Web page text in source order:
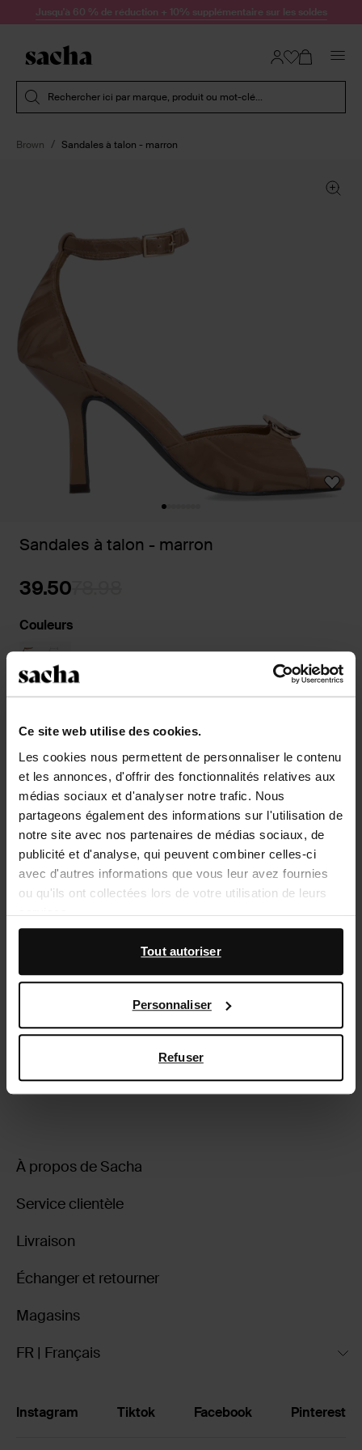
Ce site web utilise des cookies.
Les cookies nous permettent de personnaliser le contenu
et les annonces, d'offrir des fonctionnalités relatives aux
médias sociaux et d'analyser notre trafic. Nous
partageons également des informations sur l'utilisation de
notre site avec nos partenaires de médias sociaux, de
publicité et d'analyse, qui peuvent combiner celles-ci
avec d'autres informations que vous leur avez fournies
ou qu'ils ont collectées lors de votre utilisation de leurs
services.
En outre, nous travaillons avec Google à des fins de
publicité et de mesure. Vous pouvez en savoir plus sur la
page Sécurité et confidentialité des entreprises
de Google,
Tout autoriser
Personnaliser
Refuser
Passer au contenu
Jusqu'à 60 % de réduction + 10% supplémentaire sur les soldes
Rechercher ici par marque, produit ou mot-clé...
Brown Sandales à talon - marron
Sandales à talon - marron
39.50
Couleurs
Service d'assistance
Délai de rétractation de 14 jours
Description du produit
Sandales à talon marron de Sacha. Les sandales ont
un détail doré sur le devant du pied et une bride
cheville avec fermeture à boucle. Les sandales ont un
talon de 8 cm de hauteur et sont fermées à l'arrière. La
Livraison & retour
retourner
À propos de Sacha
Service clientèle
Livraison
Échanger et retourner
Magasins
FR | Français
Instagram Tiktok Facebook Pinterest